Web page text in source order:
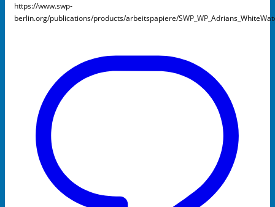
https://www.swp-
berlin.org/publications/products/arbeitspapiere/